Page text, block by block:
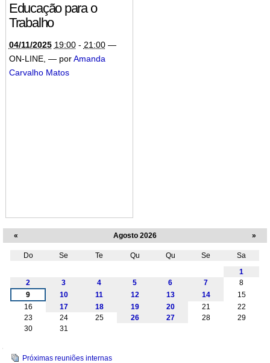
Educação para o
Trabalho
04/11/2025 19:00- 21:00 —
ON-LINE, — porAmanda
Carvalho Matos
« Agosto 2026 »
Do Se Te Qu Qu Se
Sa
1
2
3 4 5 6 7
8
9
10 11 12 13 14
15
16
17 18 19 20 21
22
23
24 25 26 27 28
29
30
31
Navegação
Próximas reuniões internas